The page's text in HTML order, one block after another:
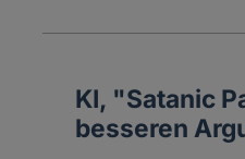
KI, "Satanic
besseren